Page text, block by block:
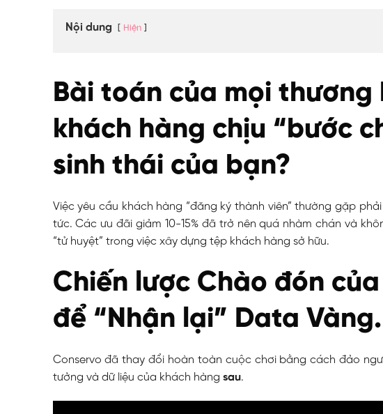
Nội dung Hiện
Bài toán của mọi thương
khách hàng chịu “bước
sinh thái của bạn?
Việc yêu cầu khách hàng “đăng ký thành viên” thường gặp
tức. Các ưu đãi giảm 10-15% đã trở nên quá nhàm chán và
“tử huyệt” trong việc xây dựng tệp khách hàng sở hữu.
Chiến lược Chào đón
để “Nhận lại” Data Vàng.
Conservo đã thay đổi hoàn toàn cuộc chơi bằng cách đảo
tưởng và dữ liệu của khách hàng sau.